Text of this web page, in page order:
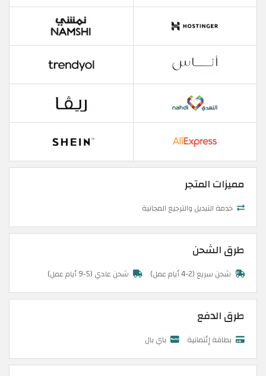
مميزات المتجر
خدمة التبديل والترجيع المجانية
طرق الشحن
شحن سريع (2-4 أيام عمل) شحن عادي (5-9 أيام عمل)
طرق الدفع
بطاقة إئتمانية باي بال